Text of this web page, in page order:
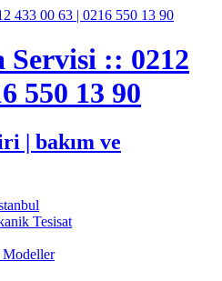
Servisi :: 0212
550 13 90
| bakım ve
Tesisat
Modeller